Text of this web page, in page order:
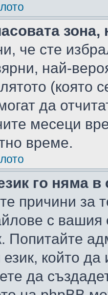
че сте
най-
(която
да
месеци
време.
го няма в
причини за
с вашия
Попитайте
който да
да